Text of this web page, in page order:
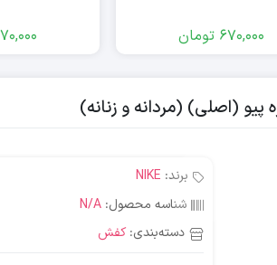
670,000 تومان
(اصلی) (مردانه و زنانه)
برند: NIKE
شناسه محصول: N/A
دسته‌بندی:کفش